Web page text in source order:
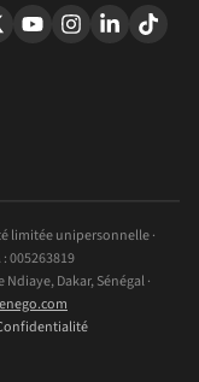
limitée unipersonnelle ·
: 005263819
Dakar, Sénégal ·